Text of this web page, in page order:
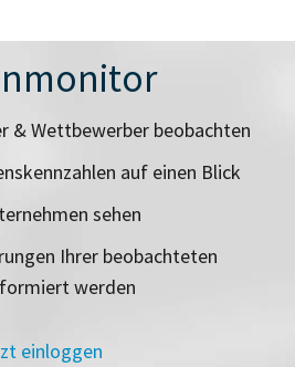
& Wettbewerber beobachten
auf einen Blick
sehen
Ihrer beobachteten
werden
einloggen